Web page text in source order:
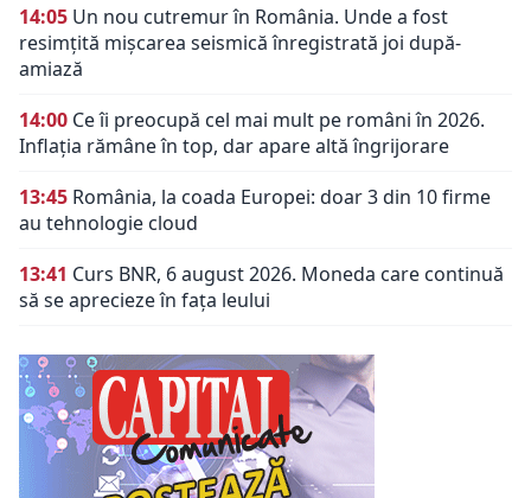
14:05 Un nou cutremur în România. Unde a fost
resimțită mișcarea seismică înregistrată joi după-
amiază
14:00 Ce îi preocupă cel mai mult pe români în 2026.
Inflația rămâne în top, dar apare altă îngrijorare
13:45 România, la coada Europei: doar 3 din 10 firme
au tehnologie cloud
13:41 Curs BNR, 6 august 2026. Moneda care continuă
să se aprecieze în fața leului